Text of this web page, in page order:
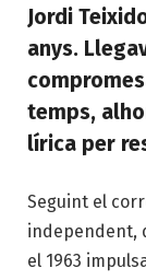
Jordi
anys.
temps,
lírica per
Seguint el
independent,
el 1963